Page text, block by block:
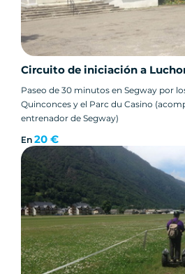
Circuito de iniciación a
Paseo de 30 minutos en Segway por
Quinconces y el Parc du Casino
entrenador de Segway)
En 20 €